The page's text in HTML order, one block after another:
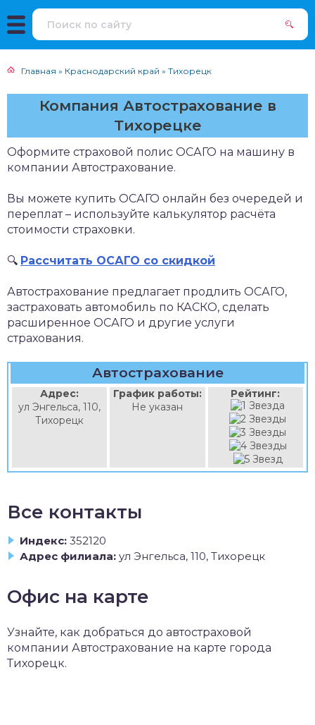
Главная » Краснодарский край » Тихорецк
Компания Автострахование в
Тихорецке
Оформите страховой полис ОСАГО на машину в
компании Автострахование.
Вы можете купить ОСАГО онлайн без очередей и
переплат – используйте калькулятор расчёта
стоимости страховки.
🔍 Рассчитать ОСАГО со скидкой
Автострахование предлагает продлить ОСАГО,
застраховать автомобиль по КАСКО, сделать
расширенное ОСАГО и другие услуги
страхования.
Автострахование
Адрес:
ул Энгельса, 110,
Тихорецк
График работы:
Не указан
Рейтинг:
Все контакты
Индекс: 352120
Адрес филиала: ул Энгельса, 110, Тихорецк
Офис на карте
Узнайте, как добраться до автостраховой
компании Автострахование на карте города
Тихорецк.